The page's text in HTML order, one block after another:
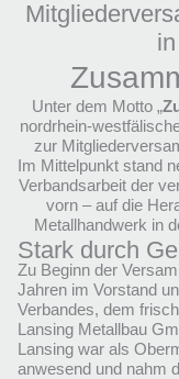
Unter dem Motto „
nordrhein-
zur
Im Mittelpunkt stand
Verbandsarbeit der
vorn – auf die
Metallhandwerk in
Stark durch
Zu Beginn der
Jahren im Vorstand
Verbandes, dem
Lansing Metallbau
Lansing war als
anwesend und nahm